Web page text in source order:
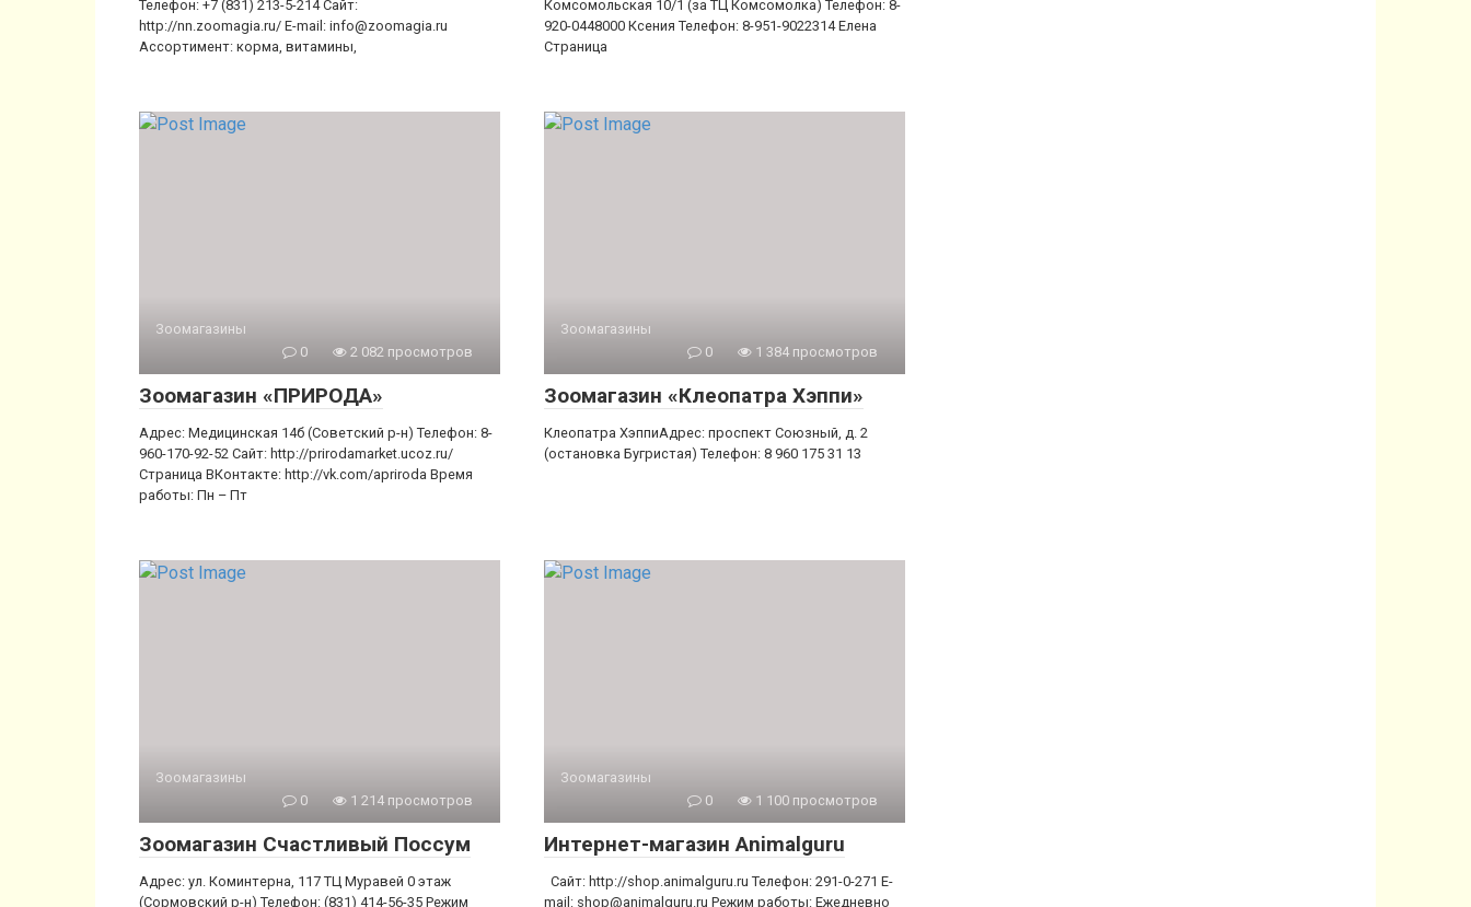
Телефон: +7 (831) 213-5-214 Сайт:
http://nn.zoomagia.ru/ E-mail: info@zoomagia.ru
Ассортимент: корма, витамины,
Комсомольская 10/1 (за ТЦ Комсомолка) Телефон: 8-
920-0448000 Ксения Телефон: 8-951-9022314 Елена
Страница
Зоомагазины
0
2 082 просмотров
Зоомагазин «ПРИРОДА»
Адрес: Медицинская 14б (Советский р-н) Телефон: 8-
960-170-92-52 Сайт: http://prirodamarket.ucoz.ru/
Страница ВКонтакте: http://vk.com/apriroda Время
работы: Пн – Пт
Зоомагазины
0
1 384 просмотров
Зоомагазин «Клеопатра Хэппи»
Клеопатра ХэппиАдрес: проспект Союзный, д. 2
(остановка Бугристая) Телефон: 8 960 175 31 13
Зоомагазины
0
1 214 просмотров
Зоомагазин Счастливый Поссум
Адрес: ул. Коминтерна, 117 ТЦ Муравей 0 этаж
(Сормовский р-н) Телефон: (831) 414-56-35 Режим
Зоомагазины
0
1 100 просмотров
Интернет-магазин Animalguru
Сайт: http://shop.animalguru.ru Телефон: 291-0-271 E-
mail: shop@animalguru.ru Режим работы: Ежедневно